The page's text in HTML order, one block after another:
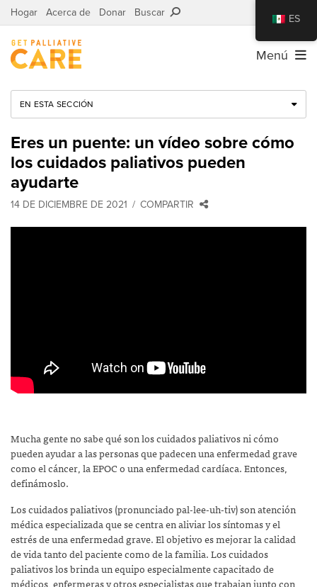
Hogar Acerca de Donar Buscar
Menú
EN ESTA SECCIÓN
Eres un puente: un vídeo sobre cómo
los cuidados paliativos pueden
ayudarte
14 DE DICIEMBRE DE 2021 COMPARTIR
Mucha gente no sabe qué son los cuidados paliativos ni cómo
pueden ayudar a las personas que padecen una enfermedad grave
como el cáncer, la EPOC o una enfermedad cardíaca. Entonces,
definámoslo.
Los cuidados paliativos (pronunciado pal-lee-uh-tiv) son atención
médica especializada que se centra en aliviar los síntomas y el
estrés de una enfermedad grave. El objetivo es mejorar la calidad
de vida tanto del paciente como de la familia. Los cuidados
paliativos los brinda un equipo especialmente capacitado de
médicos, enfermeras y otros especialistas que trabajan junto con
ES